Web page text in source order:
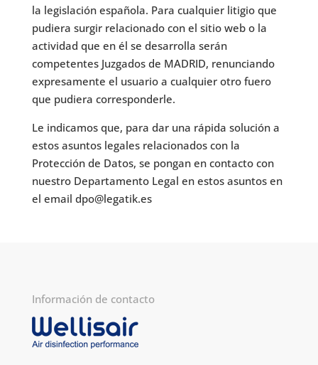
la legislación española. Para cualquier litigio que
pudiera surgir relacionado con el sitio web o la
actividad que en él se desarrolla serán
competentes Juzgados de MADRID, renunciando
expresamente el usuario a cualquier otro fuero
que pudiera corresponderle.
Le indicamos que, para dar una rápida solución a
estos asuntos legales relacionados con la
Protección de Datos, se pongan en contacto con
nuestro Departamento Legal en estos asuntos en
el email dpo@legatik.es
Información de contacto